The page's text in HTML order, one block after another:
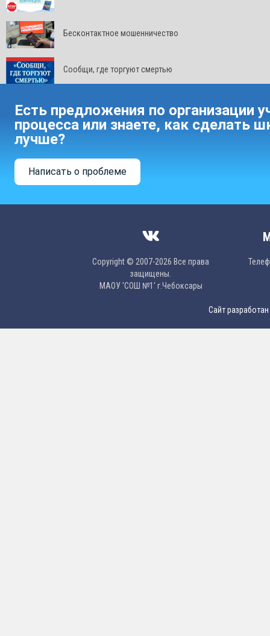
Бесконтактное мошенничество
Сообщи, где торгуют смертью
Есть предложения по организации
процесса или знаете, как сделать
лучше?
Написать о проблеме
Copyright © 2007-2026 Все права
защищены.
МAОУ 'CОШ №1' г.Чебоксары
Сайт